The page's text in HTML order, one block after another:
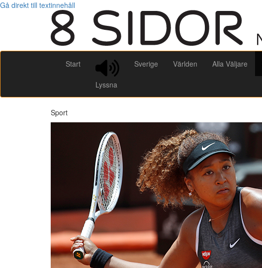
Gå direkt till textinnehåll
Start
Lyssna
Sverige Världen Alla Väljare
Sport